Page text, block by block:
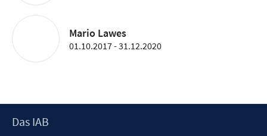
Mario Lawes
01.10.2017 - 31.12.2020
Footer
Das IAB